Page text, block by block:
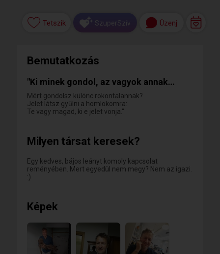
Tetszik SzuperSzív Üzenj
Bemutatkozás
"Ki minek gondol, az vagyok annak…
Mért gondolsz különc rokontalannak?
Jelet látsz gyűlni a homlokomra:
Te vagy magad, ki e jelet vonja."
Milyen társat keresek?
Egy kedves, bájos leányt komoly kapcsolat
reményében. Mert egyedül nem megy? Nem az igazi.
:)
Képek